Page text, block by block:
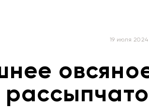
19 июля 2024